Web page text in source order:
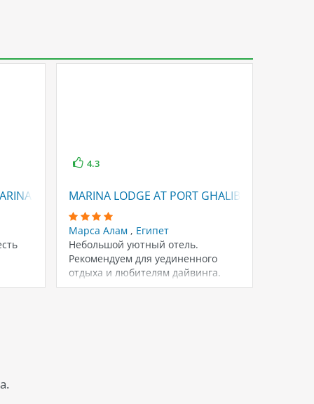
PORT GHALIB
4.3
MARINA LODGE AT PORT GHALIB
Марса Алам , Египет
Небольшой уютный отель.
Рекомендуем для уединенного
отдыха и любителям дайвинга.